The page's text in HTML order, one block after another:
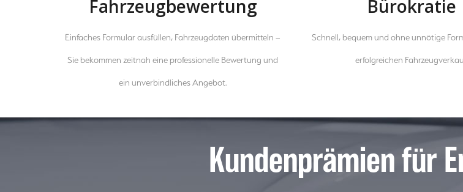
Fahrzeugbewertung
Einfaches Formular ausfüllen, Fahrzeugdaten übermitteln –
Sie bekommen zeitnah eine professionelle Bewertung und
ein unverbindliches Angebot.
Bürokratie
Schnell, bequem und ohne unnötige
erfolgreichen
Kundenprämien für